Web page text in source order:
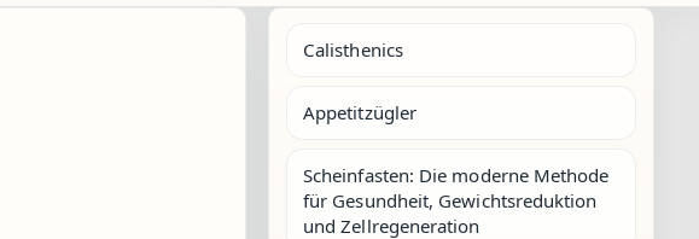
Calisthenics
Appetitzügler
Scheinfasten: Die moderne Methode
für Gesundheit, Gewichtsreduktion
und Zellregeneration